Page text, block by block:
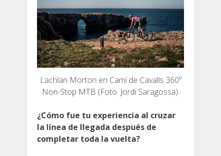
Lachlan Morton en Camí de Cavalls 360º
Non-Stop MTB (Foto: Jordi Saragossa).
¿Cómo fue tu experiencia al cruzar
la línea de llegada después de
completar toda la vuelta?